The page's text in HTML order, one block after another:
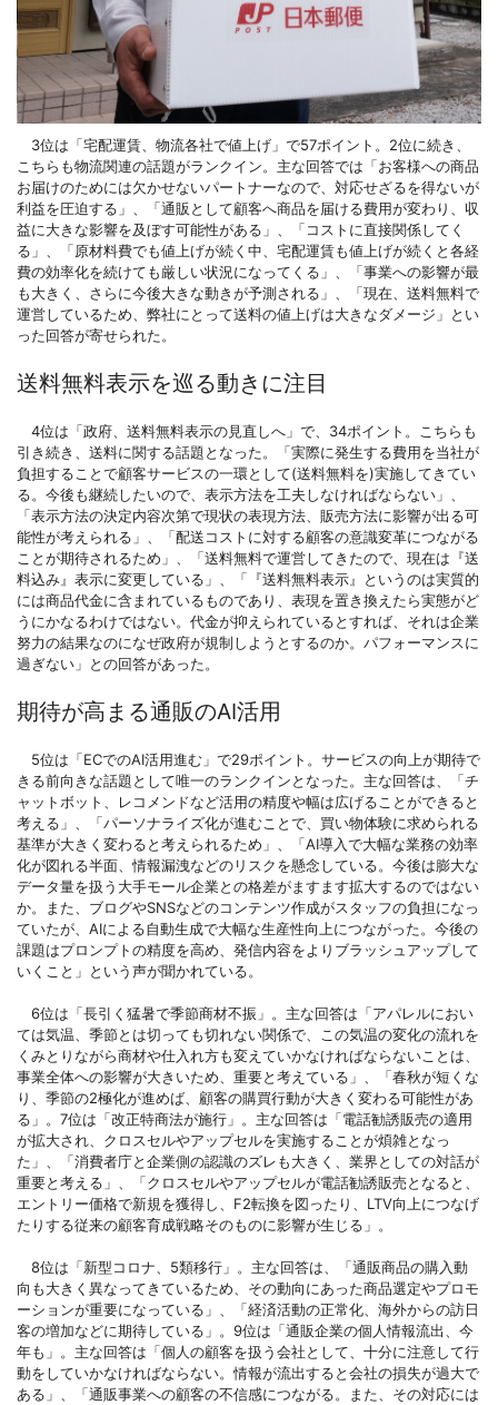
3位は「宅配運賃、物流各社で値上げ」で57ポイント。2位に続き、
こちらも物流関連の話題がランクイン。主な回答では「お客様への商品
お届けのためには欠かせないパートナーなので、対応せざるを得ないが
利益を圧迫する」、「通販として顧客へ商品を届ける費用が変わり、収
益に大きな影響を及ぼす可能性がある」、「コストに直接関係してく
る」、「原材料費でも値上げが続く中、宅配運賃も値上げが続くと各経
費の効率化を続けても厳しい状況になってくる」、「事業への影響が最
も大きく、さらに今後大きな動きが予測される」、「現在、送料無料で
運営しているため、弊社にとって送料の値上げは大きなダメージ」とい
った回答が寄せられた。
送料無料表示を巡る動きに注目
4位は「政府、送料無料表示の見直しへ」で、34ポイント。こちらも
引き続き、送料に関する話題となった。「実際に発生する費用を当社が
負担することで顧客サービスの一環として(送料無料を)実施してきてい
る。今後も継続したいので、表示方法を工夫しなければならない」、
「表示方法の決定内容次第で現状の表現方法、販売方法に影響が出る可
能性が考えられる」、「配送コストに対する顧客の意識変革につながる
ことが期待されるため」、「送料無料で運営してきたので、現在は『送
料込み』表示に変更している」、「『送料無料表示』というのは実質的
には商品代金に含まれているものであり、表現を置き換えたら実態がど
うにかなるわけではない。代金が抑えられているとすれば、それは企業
努力の結果なのになぜ政府が規制しようとするのか。パフォーマンスに
過ぎない」との回答があった。
期待が高まる通販のAI活用
5位は「ECでのAI活用進む」で29ポイント。サービスの向上が期待で
きる前向きな話題として唯一のランクインとなった。主な回答は、「チ
ャットボット、レコメンドなど活用の精度や幅は広げることができると
考える」、「パーソナライズ化が進むことで、買い物体験に求められる
基準が大きく変わると考えられるため」、「AI導入で大幅な業務の効率
化が図れる半面、情報漏洩などのリスクを懸念している。今後は膨大な
データ量を扱う大手モール企業との格差がますます拡大するのではない
か。また、ブログやSNSなどのコンテンツ作成がスタッフの負担になっ
ていたが、AIによる自動生成で大幅な生産性向上につながった。今後の
課題はプロンプトの精度を高め、発信内容をよりブラッシュアップして
いくこと」という声が聞かれている。
6位は「長引く猛暑で季節商材不振」。主な回答は「アパレルにおい
ては気温、季節とは切っても切れない関係で、この気温の変化の流れを
くみとりながら商材や仕入れ方も変えていかなければならないことは、
事業全体への影響が大きいため、重要と考えている」、「春秋が短くな
り、季節の2極化が進めば、顧客の購買行動が大きく変わる可能性があ
る」。7位は「改正特商法が施行」。主な回答は「電話勧誘販売の適用
が拡大され、クロスセルやアップセルを実施することが煩雑となっ
た」、「消費者庁と企業側の認識のズレも大きく、業界としての対話が
重要と考える」、「クロスセルやアップセルが電話勧誘販売となると、
エントリー価格で新規を獲得し、F2転換を図ったり、LTV向上につなげ
たりする従来の顧客育成戦略そのものに影響が生じる」。
8位は「新型コロナ、5類移行」。主な回答は、「通販商品の購入動
向も大きく異なってきているため、その動向にあった商品選定やプロモ
ーションが重要になっている」、「経済活動の正常化、海外からの訪日
客の増加などに期待している」。9位は「通販企業の個人情報流出、今
年も」。主な回答は「個人の顧客を扱う会社として、十分に注意して行
動をしていかなければならない。情報が流出すると会社の損失が過大で
ある」、「通販事業への顧客の不信感につながる。また、その対応には